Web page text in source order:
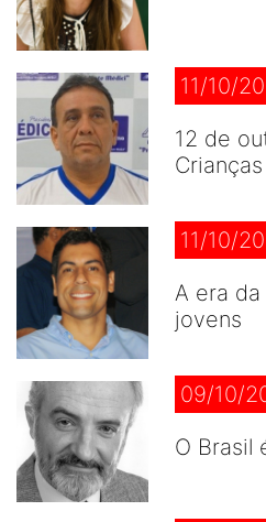
11/10/
12 de
Crianças
11/10/
A era
jovens
09/10/
O Brasil